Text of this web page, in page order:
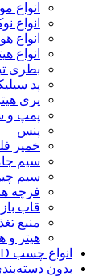
انواع
انواع
انواع
انواع
بطری
پد
پری
پمپ و
پنس
خمیر
سیم
سیم
فرچه
قاب
منبع
هیتر و
انواع چسب LCD
بدون